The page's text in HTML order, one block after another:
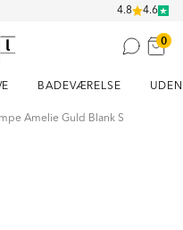
4.8 4.6
0
BADEVÆRELSE
Amelie Guld Blank S